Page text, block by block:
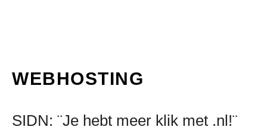
WEBHOSTING
SIDN: ¨Je hebt meer klik met .nl!¨